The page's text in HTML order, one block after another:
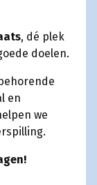
, dé plek
doelen.
en
we